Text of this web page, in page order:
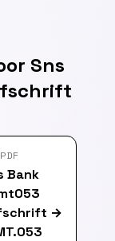
Sns
PDF
Bank
→